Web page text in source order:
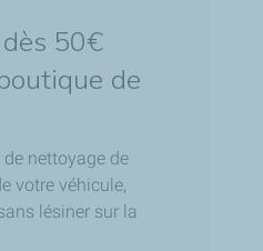
50€
de
nettoyage de
votre véhicule,
lésiner sur la